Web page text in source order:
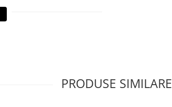
PRODUSE SIMILARE